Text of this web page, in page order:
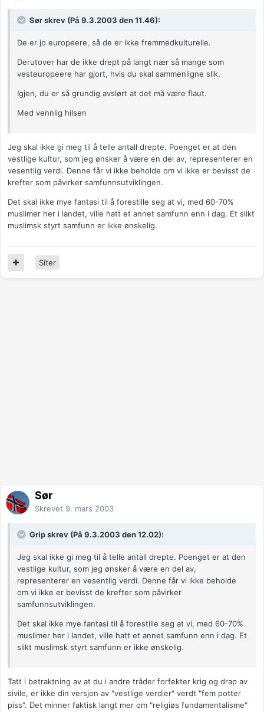
Sør skrev (På 9.3.2003 den 11.46):
De er jo europeere, så de er ikke fremmedkulturelle.
Derutover har de ikke drept på langt nær så mange som
vesteuropeere har gjort, hvis du skal sammenligne slik.
Igjen, du er så grundig avslørt at det må være flaut.
Med vennlig hilsen
Jeg skal ikke gi meg til å telle antall drepte. Poenget er at den
vestlige kultur, som jeg ønsker å være en del av, representerer en
vesentlig verdi. Denne får vi ikke beholde om vi ikke er bevisst de
krefter som påvirker samfunnsutviklingen.
Det skal ikke mye fantasi til å forestille seg at vi, med 60-70%
muslimer her i landet, ville hatt et annet samfunn enn i dag. Et slikt
muslimsk styrt samfunn er ikke ønskelig.
Siter
Sør
Skrevet 9. mars 2003
Grip skrev (På 9.3.2003 den 12.02):
Jeg skal ikke gi meg til å telle antall drepte. Poenget er at den
vestlige kultur, som jeg ønsker å være en del av,
representerer en vesentlig verdi. Denne får vi ikke beholde
om vi ikke er bevisst de krefter som påvirker
samfunnsutviklingen.
Det skal ikke mye fantasi til å forestille seg at vi, med 60-70%
muslimer her i landet, ville hatt et annet samfunn enn i dag. Et
slikt muslimsk styrt samfunn er ikke ønskelig.
Tatt i betraktning av at du i andre tråder forfekter krig og drap av
sivile, er ikke din versjon av "vestlige verdier" verdt "fem potter
piss". Det minner faktisk langt mer om "religiøs fundamentalisme"